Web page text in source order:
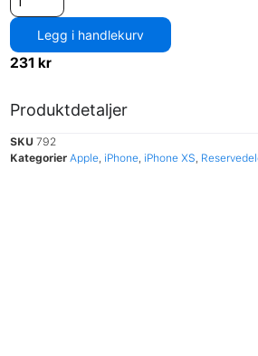
Legg i handlekurv
231 kr
Produktdetaljer
SKU 792
Kategorier Apple, iPhone, iPhone XS,